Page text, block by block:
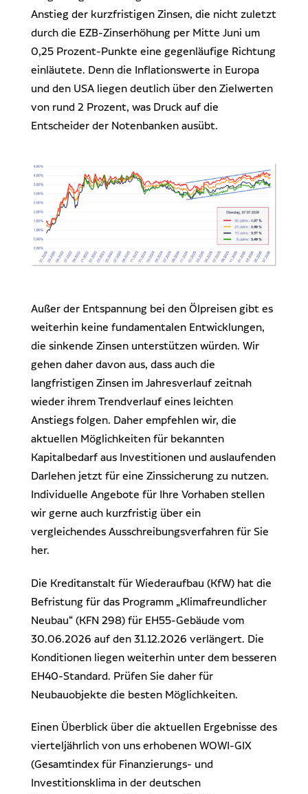
Anstieg der kurzfristigen Zinsen, die nicht zuletzt
durch die EZB-Zinserhöhung per Mitte Juni um
0,25 Prozent-Punkte eine gegenläufige Richtung
einläutete. Denn die Inflationswerte in Europa
und den USA liegen deutlich über den Zielwerten
von rund 2 Prozent, was Druck auf die
Entscheider der Notenbanken ausübt.
Außer der Entspannung bei den Ölpreisen gibt es
weiterhin keine fundamentalen Entwicklungen,
die sinkende Zinsen unterstützen würden. Wir
gehen daher davon aus, dass auch die
langfristigen Zinsen im Jahresverlauf zeitnah
wieder ihrem Trendverlauf eines leichten
Anstiegs folgen. Daher empfehlen wir, die
aktuellen Möglichkeiten für bekannten
Kapitalbedarf aus Investitionen und auslaufenden
Darlehen jetzt für eine Zinssicherung zu nutzen.
Individuelle Angebote für Ihre Vorhaben stellen
wir gerne auch kurzfristig über ein
vergleichendes Ausschreibungsverfahren für Sie
her.
Die Kreditanstalt für Wiederaufbau (KfW) hat die
Befristung für das Programm „Klimafreundlicher
Neubau“ (KFN 298) für EH55-Gebäude vom
30.06.2026 auf den 31.12.2026 verlängert. Die
Konditionen liegen weiterhin unter dem besseren
EH40-Standard. Prüfen Sie daher für
Neubauobjekte die besten Möglichkeiten.
Einen Überblick über die aktuellen Ergebnisse des
vierteljährlich von uns erhobenen WOWI-GIX
(Gesamtindex für Finanzierungs- und
Investitionsklima in der deutschen